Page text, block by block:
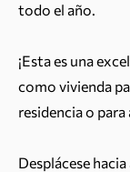
todo el año.
¡Esta es una
como vivienda
residencia o
Desplácese